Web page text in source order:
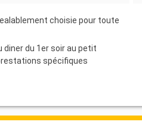
choisie pour toute
diner du 1er soir au petit
spécifiques